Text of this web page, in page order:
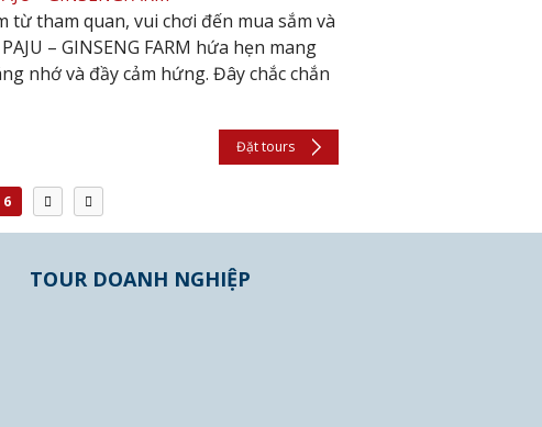
tham quan, vui chơi đến mua sắm và
– GINSENG FARM hứa hẹn mang
nhớ và đầy cảm hứng. Đây chắc chắn
Đặt tours
6
TOUR DOANH NGHIỆP